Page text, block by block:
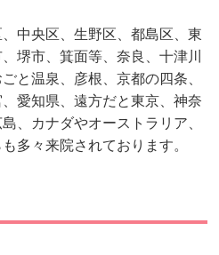
中央区、生野区、都島区、東
堺市、箕面等、奈良、十津川
と温泉、彦根、京都の四条、
愛知県、遠方だと東京、神奈
、カナダやオーストラリア、
多々来院されております。